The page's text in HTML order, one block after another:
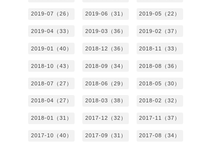
2019-07（26） 2019-06（31） 2019-05（22）
2019-04（33） 2019-03（36） 2019-02（37）
2019-01（40） 2018-12（36） 2018-11（33）
2018-10（43） 2018-09（34） 2018-08（36）
2018-07（27） 2018-06（29） 2018-05（30）
2018-04（27） 2018-03（38） 2018-02（32）
2018-01（31） 2017-12（32） 2017-11（37）
2017-10（40） 2017-09（31） 2017-08（34）